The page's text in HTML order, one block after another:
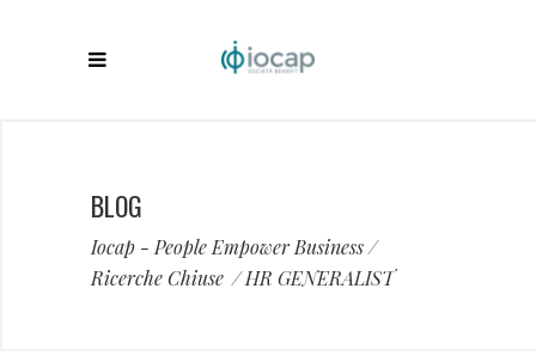
BLOG
Iocap - People Empower Business/
Ricerche Chiuse /HR GENERALIST